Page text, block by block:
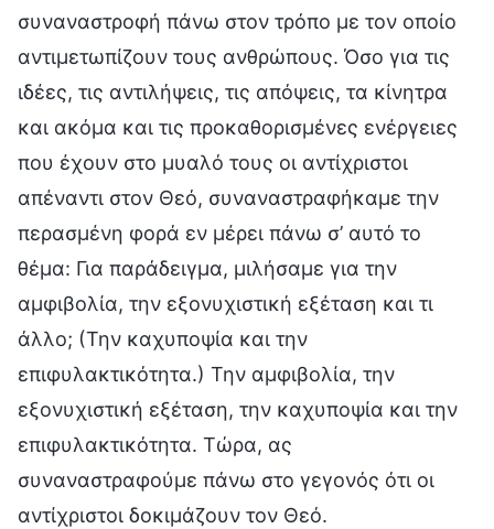
συναναστροφή πάνω στον τρόπο με τον οποίο
αντιμετωπίζουν τους ανθρώπους. Όσο για τις
ιδέες, τις αντιλήψεις, τις απόψεις, τα κίνητρα
και ακόμα και τις προκαθορισμένες ενέργειες
που έχουν στο μυαλό τους οι αντίχριστοι
απέναντι στον Θεό, συναναστραφήκαμε την
περασμένη φορά εν μέρει πάνω σ’ αυτό το
θέμα: Για παράδειγμα, μιλήσαμε για την
αμφιβολία, την εξονυχιστική εξέταση και τι
άλλο; (Την καχυποψία και την
επιφυλακτικότητα.) Την αμφιβολία, την
εξονυχιστική εξέταση, την καχυποψία και την
επιφυλακτικότητα. Τώρα, ας
συναναστραφούμε πάνω στο γεγονός ότι οι
αντίχριστοι δοκιμάζουν τον Θεό.